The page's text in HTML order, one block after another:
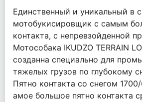
Единственный и уникальный в
мотобукисировщик с самым
контакта, с непревзойденной
Мотособака IKUDZO TERRAIN
созданна специально для
тяжелых грузов по глубокому
Пятно контакта со снегом
амое большое пятно контакта